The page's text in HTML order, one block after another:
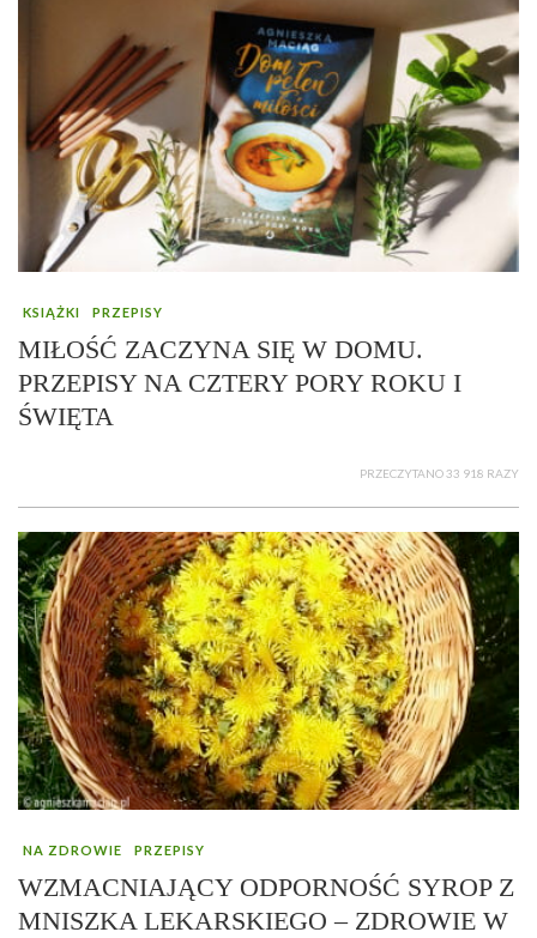
KSIĄŻKI PRZEPISY
MIŁOŚĆ ZACZYNA SIĘ W DOMU.
PRZEPISY NA CZTERY PORY ROKU I
ŚWIĘTA
PRZECZYTANO 33 918 RAZY
NA ZDROWIE PRZEPISY
WZMACNIAJĄCY ODPORNOŚĆ SYROP Z
MNISZKA LEKARSKIEGO – ZDROWIE W